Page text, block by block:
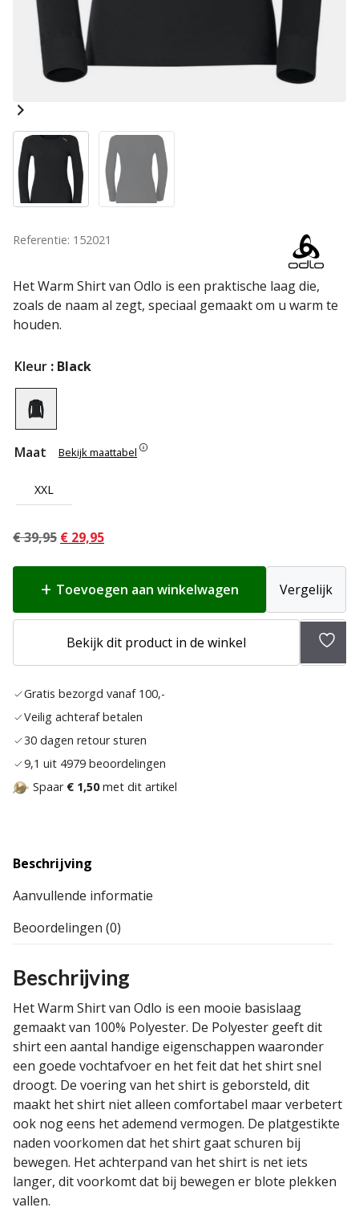
Referentie: 152021
Het Warm Shirt van Odlo is een praktische laag die,
zoals de naam al zegt, speciaal gemaakt om u warm te
houden.
Kleur : Black
Maat Bekijk maattabel
XXL
€39,95 Oorspronkelijke
€ 39,95.
€ 29,95Huidige
€ 29,95.
Toevoegen aan winkelwagen Vergelijk
Bekijk dit product in de winkel
Gratis bezorgd vanaf 100,-
Veilig achteraf betalen
30 dagen retour sturen
9,1 uit 4979 beoordelingen
Spaar € 1,50met dit artikel
Beschrijving
Aanvullende informatie
Beoordelingen (0)
Beschrijving
Het Warm Shirt van Odlo is een mooie basislaag
gemaakt van 100% Polyester. De Polyester geeft dit
shirt een aantal handige eigenschappen waaronder
een goede vochtafvoer en het feit dat het shirt snel
droogt. De voering van het shirt is geborsteld, dit
maakt het shirt niet alleen comfortabel maar verbetert
ook nog eens het ademend vermogen. De platgestikte
naden voorkomen dat het shirt gaat schuren bij
bewegen. Het achterpand van het shirt is net iets
langer, dit voorkomt dat bij bewegen er blote plekken
vallen.